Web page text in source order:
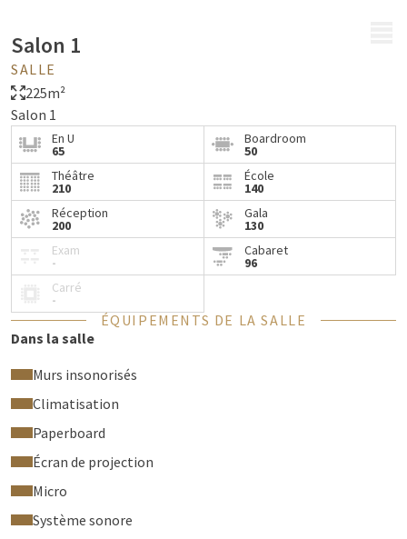
Salon 1
SALLE
225m²
Salon 1
En U
65
Boardroom
50
Théâtre
210
École
140
Réception
200
Gala
130
Exam
-
Cabaret
96
Carré
-
ÉQUIPEMENTS DE LA SALLE
Dans la salle
Murs insonorisés
Climatisation
Paperboard
Écran de projection
Micro
Système sonore